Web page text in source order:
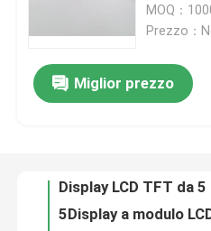
Prodotti
Video
Circa noi
800cd/
MOQ：
Prezzo：
Miglior prezzo